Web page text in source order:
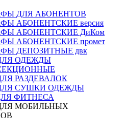
ДЛЯ АБОНЕНТОВ
АБОНЕНТСКИЕ версия
АБОНЕНТСКИЕ ДиКом
АБОНЕНТСКИЕ промет
ДЕПОЗИТНЫЕ двк
ОДЕЖДЫ
РАЗДЕВАЛОК
СУШКИ ОДЕЖДЫ
ФИТНЕСА
МОБИЛЬНЫХ